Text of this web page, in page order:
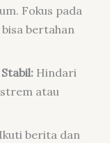
Fokus pada
bertahan
Hindari
atau
Ikuti berita dan